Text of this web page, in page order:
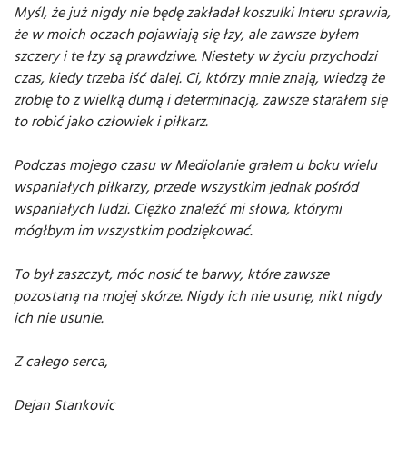
Myśl, że już nigdy nie będę zakładał koszulki Interu sprawia,
że w moich oczach pojawiają się łzy, ale zawsze byłem
szczery i te łzy są prawdziwe. Niestety w życiu przychodzi
czas, kiedy trzeba iść dalej. Ci, którzy mnie znają, wiedzą że
zrobię to z wielką dumą i determinacją, zawsze starałem się
to robić jako człowiek i piłkarz.
Podczas mojego czasu w Mediolanie grałem u boku wielu
wspaniałych piłkarzy, przede wszystkim jednak pośród
wspaniałych ludzi. Ciężko znaleźć mi słowa, którymi
mógłbym im wszystkim podziękować.
To był zaszczyt, móc nosić te barwy, które zawsze
pozostaną na mojej skórze. Nigdy ich nie usunę, nikt nigdy
ich nie usunie.
Z całego serca,
Dejan Stankovic